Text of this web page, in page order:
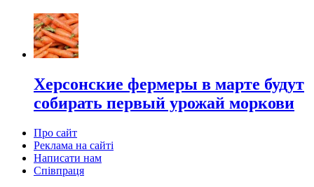
Херсонские фермеры в марте будут
собирать первый урожай моркови
Про сайт
Реклама на сайті
Написати нам
Співпраця